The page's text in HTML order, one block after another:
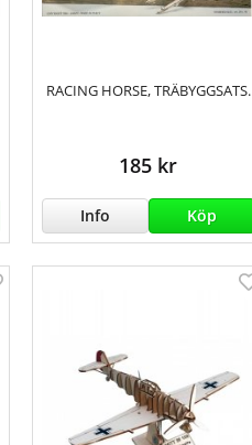
RACING HORSE, TRÄBYGGSATS.
185 kr
Info Köp